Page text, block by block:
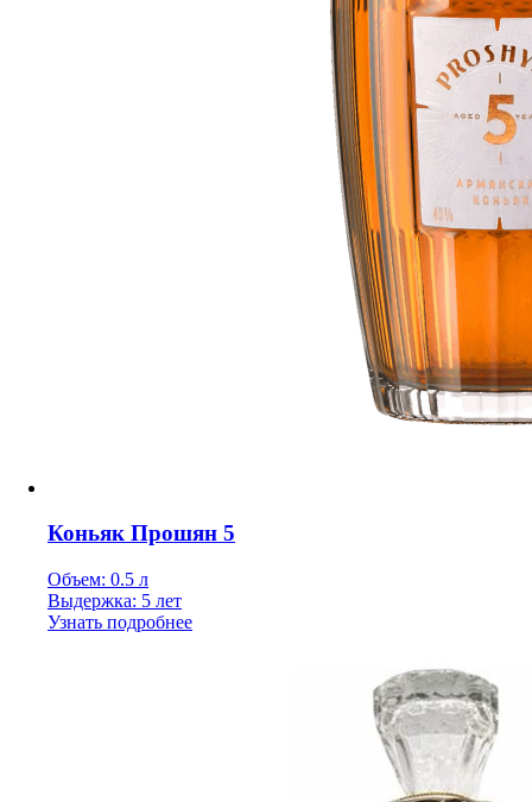
Коньяк Прошян 5
Объем: 0.5 л
Выдержка: 5 лет
Узнать подробнее